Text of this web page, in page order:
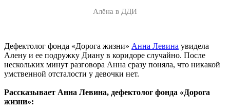
Алёна в ДДИ
Дефектолог фонда «Дорога жизни» Анна Левина увидела
Алену и ее подружку Диану в коридоре случайно. После
нескольких минут разговора Анна сразу поняла, что никакой
умственной отсталости у девочки нет.
Рассказывает Анна Левина, дефектолог фонда «Дорога
жизни»: